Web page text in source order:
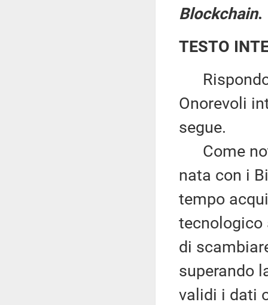
Blockchain.
TESTO
Rispondo
Onorevoli
segue.
Come
nata con i
tempo
tecnologico
di
superando
validi i dati